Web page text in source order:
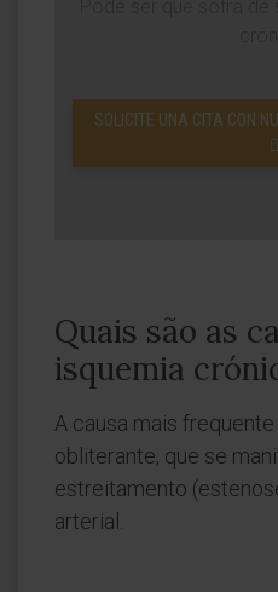
SOLICITE UNA CITA CON
Quais são as
isquemia
A causa mais
obliterante, que se
estreitamento
arterial.